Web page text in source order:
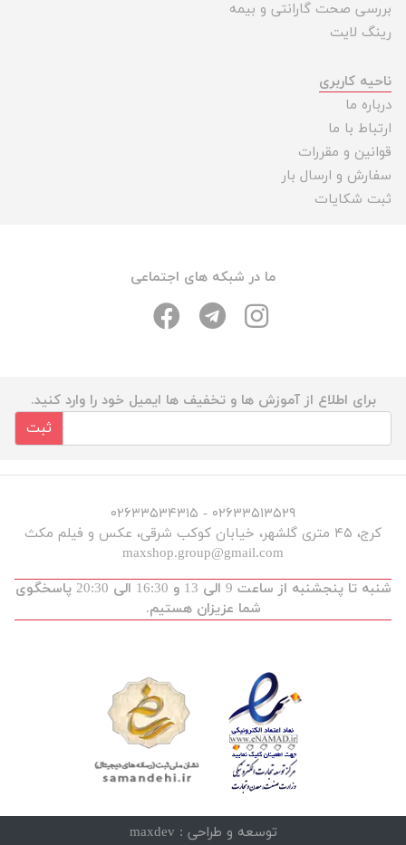
بررسی صحت گارانتی و بیمه
رینگ لایت
ناحیه کاربری
درباره ما
ارتباط با ما
قوانین و مقررات
سفارش و ارسال بار
ثبت شکایات
ما در شبکه های اجتماعی
برای اطلاع از آموزش ها و تخفیف ها ایمیل خود را وارد کنید.
ثبت
۰۲۶۳۳۵۱۳۵۲۹ - ۰۲۶۳۳۵۳۴۳۱۵
کرج، ۴۵ متری گلشهر، خیابان کوکب شرقی، عکس و فیلم مکث
maxshop.group@gmail.com
شنبه تا پنجشنبه از ساعت 9 الی 13 و 16:30 الی 20:30 پاسخگوی
شما عزیزان هستیم.
توسعه و طراحی : maxdev